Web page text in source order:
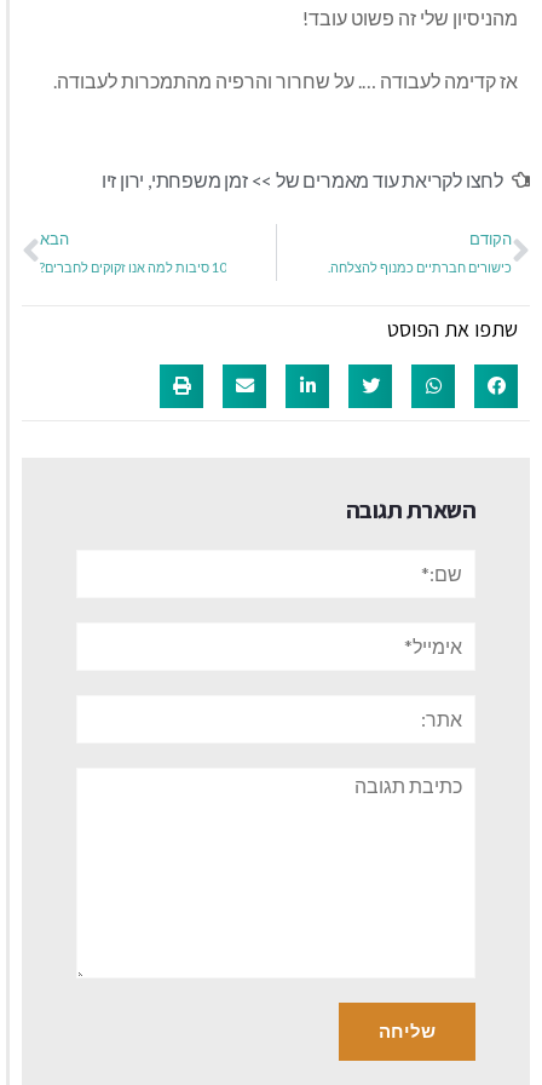
מהניסיון שלי זה פשוט עובד!
אז קדימה לעבודה …. על שחרור והרפיה מהתמכרות לעבודה.
לחצו לקריאת עוד מאמרים של >> זמן משפחתי, ירון זיו
הקודם
כישורים חברתיים כמנוף להצלחה.
הבא
10 סיבות למה אנו זקוקים לחברים?
שתפו את הפוסט
השארת תגובה
תגובה